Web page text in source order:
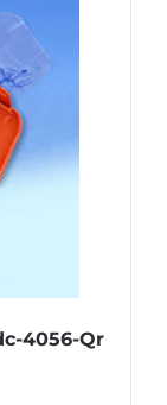
4056-Qr